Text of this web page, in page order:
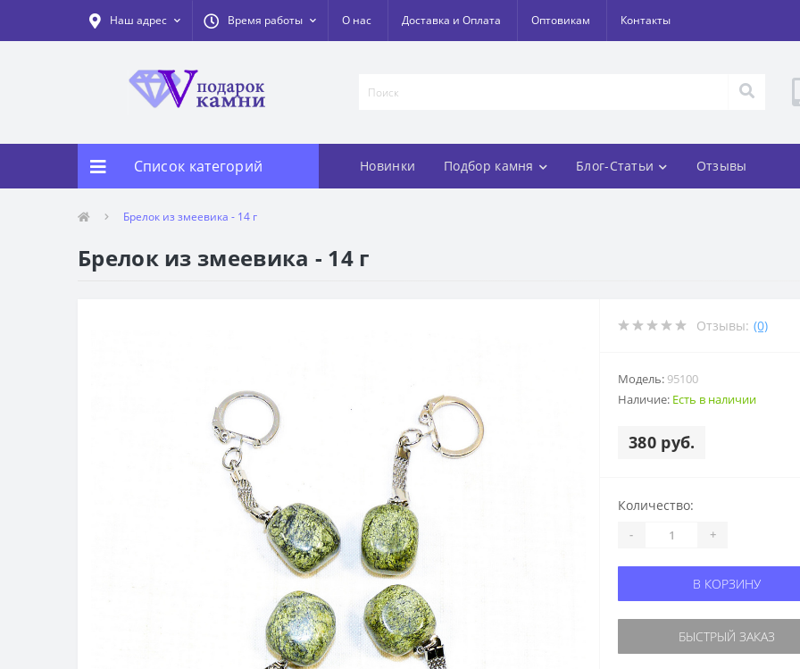
Наш адрес Время работы О нас Доставка и Оплата Оптовикам Контакты
Список категорий Новинки Подбор камня Блог-Статьи Отзывы
Брелок из змеевика - 14 г
Брелок из змеевика - 14 г
Отзывы: (0)
Модель: 95100
Наличие: Есть в наличии
380 руб.
Количество:
- +
В КОРЗИНУ
БЫСТРЫЙ ЗАКАЗ